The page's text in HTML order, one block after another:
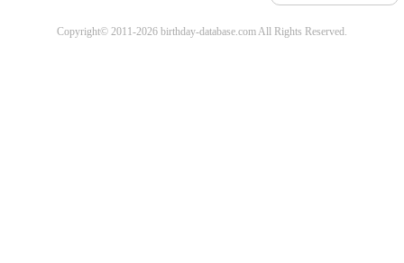
Copyright© 2011-2026 birthday-database.com All Rights Reserved.